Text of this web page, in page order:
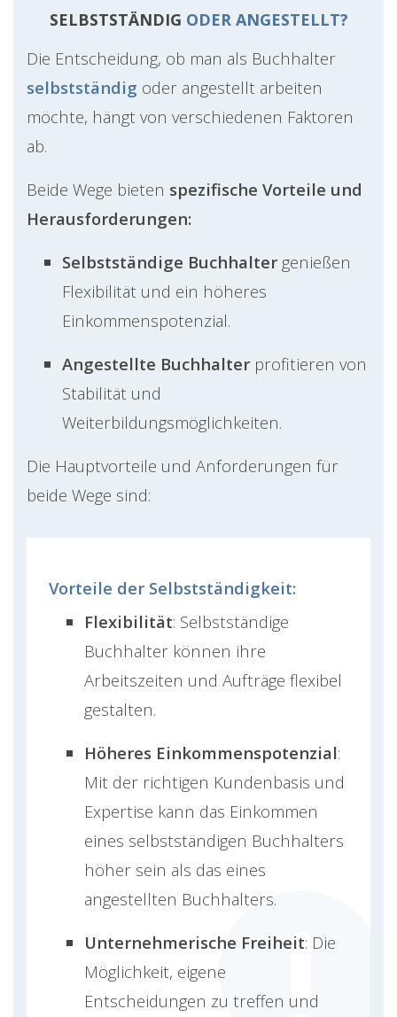
SELBSTSTÄNDIG ODER ANGESTELLT?
Die Entscheidung, ob man als Buchhalter
selbstständig oder angestellt arbeiten
möchte, hängt von verschiedenen Faktoren
ab.
Beide Wege bieten spezifische Vorteile und
Herausforderungen:
Selbstständige Buchhalter genießen
Flexibilität und ein höheres
Einkommenspotenzial.
Angestellte Buchhalter profitieren von
Stabilität und
Weiterbildungsmöglichkeiten.
Die Hauptvorteile und Anforderungen für
beide Wege sind:
Vorteile der Selbstständigkeit:
Flexibilität: Selbstständige
Buchhalter können ihre
Arbeitszeiten und Aufträge flexibel
gestalten.
Höheres Einkommenspotenzial:
Mit der richtigen Kundenbasis und
Expertise kann das Einkommen
eines selbstständigen Buchhalters
höher sein als das eines
angestellten Buchhalters.
Unternehmerische Freiheit: Die
Möglichkeit, eigene
Entscheidungen zu treffen und